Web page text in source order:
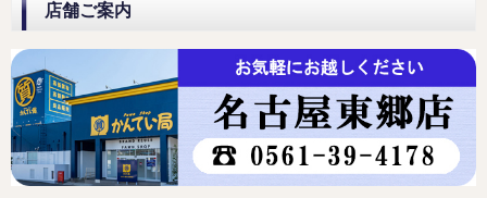
店舗ご案内